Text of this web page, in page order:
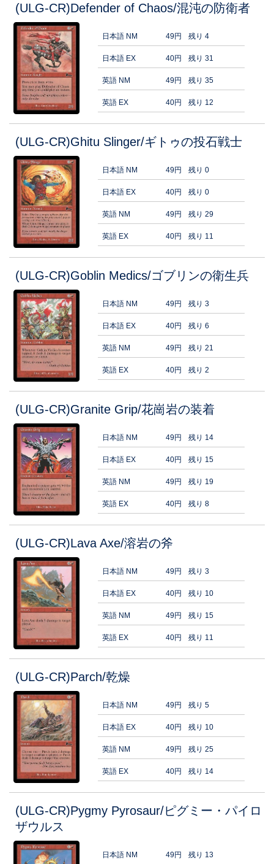
(ULG-CR)Defender of Chaos/混沌の防衛者
日本語 NM 49円 残り 4
日本語 EX 40円 残り 31
英語 NM 49円 残り 35
英語 EX 40円 残り 12
(ULG-CR)Ghitu Slinger/ギトゥの投石戦士
日本語 NM 49円 残り 0
日本語 EX 40円 残り 0
英語 NM 49円 残り 29
英語 EX 40円 残り 11
(ULG-CR)Goblin Medics/ゴブリンの衛生兵
日本語 NM 49円 残り 3
日本語 EX 40円 残り 6
英語 NM 49円 残り 21
英語 EX 40円 残り 2
(ULG-CR)Granite Grip/花崗岩の装着
日本語 NM 49円 残り 14
日本語 EX 40円 残り 15
英語 NM 49円 残り 19
英語 EX 40円 残り 8
(ULG-CR)Lava Axe/溶岩の斧
日本語 NM 49円 残り 3
日本語 EX 40円 残り 10
英語 NM 49円 残り 15
英語 EX 40円 残り 11
(ULG-CR)Parch/乾燥
日本語 NM 49円 残り 5
日本語 EX 40円 残り 10
英語 NM 49円 残り 25
英語 EX 40円 残り 14
(ULG-CR)Pygmy Pyrosaur/ピグミー・パイロ
ザウルス
日本語 NM 49円 残り 13